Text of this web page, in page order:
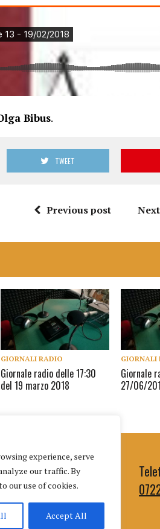
experience, serve
our traffic. By
our use of cookies.
Accept All
Bibus.
TWEET
Previous post
GIORNALI RADIO
Giornale radio delle 17:30
del 19 marzo 2018
GIORNALI
Giornale
27/06/
al Giornalismo
61029, Urbino